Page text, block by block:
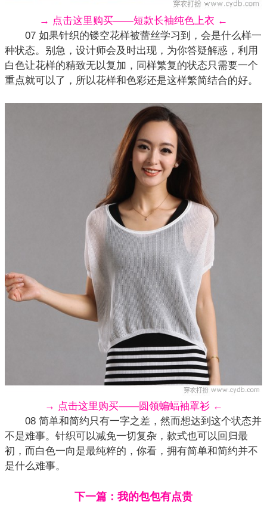
→ 点击这里购买——短款长袖纯色上衣 ←
07 如果针织的镂空花样被蕾丝学习到，会是什么样一
种状态。别急，设计师会及时出现，为你答疑解惑，利用
白色让花样的精致无以复加，同样繁复的状态只需要一个
重点就可以了，所以花样和色彩还是这样繁简结合的好。
→ 点击这里购买——圆领蝙蝠袖罩衫 ←
08 简单和简约只有一字之差，然而想达到这个状态并
不是难事。针织可以减免一切复杂，款式也可以回归最
初，而白色一向是最纯粹的，你看，拥有简单和简约并不
是什么难事。
下一篇：我的包包有点贵